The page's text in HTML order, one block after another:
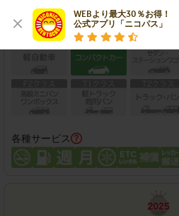
WEBより最大30％お得！
公式アプリ「ニコパス」
保有車両クラス
各種サービス